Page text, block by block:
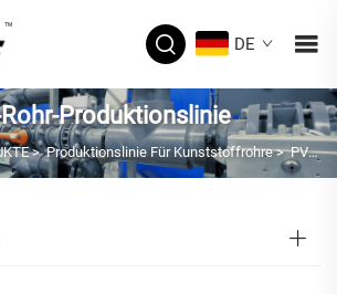
DE
Produktionslinie
>Produktionslinie Für Kunststoffrohre>PVC-Rohr-Produktionslinie